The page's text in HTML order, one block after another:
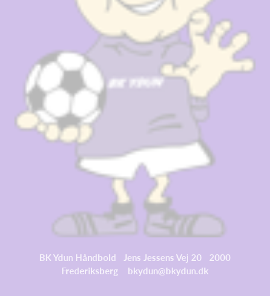
BK Ydun Håndbold Jens Jessens Vej 20 2000
Frederiksberg bkydun@bkydun.dk